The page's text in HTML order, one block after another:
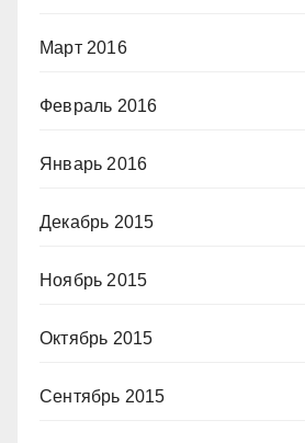
Март 2016
Февраль 2016
Январь 2016
Декабрь 2015
Ноябрь 2015
Октябрь 2015
Сентябрь 2015